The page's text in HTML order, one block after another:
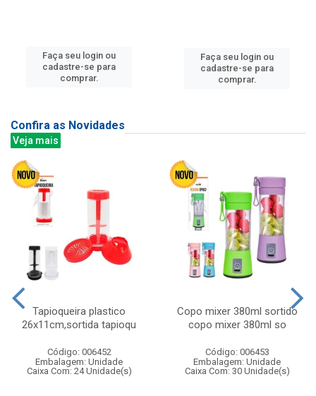
Faça seu login ou
cadastre-se para
comprar.
Faça seu login ou
cadastre-se para
comprar.
Confira as Novidades
Veja mais
Tapioqueira plastico
26x11cm,sortida tapioqu
Código: 006452
Embalagem: Unidade
Caixa Com: 24 Unidade(s)
Copo mixer 380ml sortido
copo mixer 380ml so
Código: 006453
Embalagem: Unidade
Caixa Com: 30 Unidade(s)